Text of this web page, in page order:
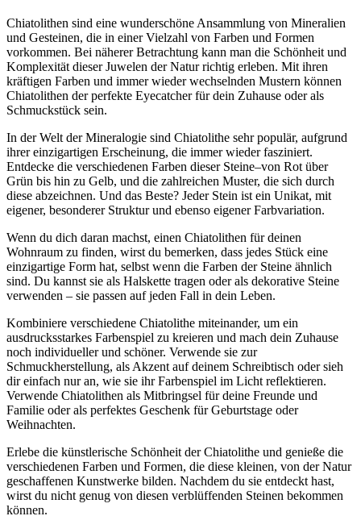
Chiatolithen sind eine wunderschöne Ansammlung von Mineralien
und Gesteinen, die in einer Vielzahl von Farben und Formen
vorkommen. Bei näherer Betrachtung kann man die Schönheit und
Komplexität dieser Juwelen der Natur richtig erleben. Mit ihren
kräftigen Farben und immer wieder wechselnden Mustern können
Chiatolithen der perfekte Eyecatcher für dein Zuhause oder als
Schmuckstück sein.
In der Welt der Mineralogie sind Chiatolithe sehr populär, aufgrund
ihrer einzigartigen Erscheinung, die immer wieder fasziniert.
Entdecke die verschiedenen Farben dieser Steine–von Rot über
Grün bis hin zu Gelb, und die zahlreichen Muster, die sich durch
diese abzeichnen. Und das Beste? Jeder Stein ist ein Unikat, mit
eigener, besonderer Struktur und ebenso eigener Farbvariation.
Wenn du dich daran machst, einen Chiatolithen für deinen
Wohnraum zu finden, wirst du bemerken, dass jedes Stück eine
einzigartige Form hat, selbst wenn die Farben der Steine ähnlich
sind. Du kannst sie als Halskette tragen oder als dekorative Steine
verwenden – sie passen auf jeden Fall in dein Leben.
Kombiniere verschiedene Chiatolithe miteinander, um ein
ausdrucksstarkes Farbenspiel zu kreieren und mach dein Zuhause
noch individueller und schöner. Verwende sie zur
Schmuckherstellung, als Akzent auf deinem Schreibtisch oder sieh
dir einfach nur an, wie sie ihr Farbenspiel im Licht reflektieren.
Verwende Chiatolithen als Mitbringsel für deine Freunde und
Familie oder als perfektes Geschenk für Geburtstage oder
Weihnachten.
Erlebe die künstlerische Schönheit der Chiatolithe und genieße die
verschiedenen Farben und Formen, die diese kleinen, von der Natur
geschaffenen Kunstwerke bilden. Nachdem du sie entdeckt hast,
wirst du nicht genug von diesen verblüffenden Steinen bekommen
können.